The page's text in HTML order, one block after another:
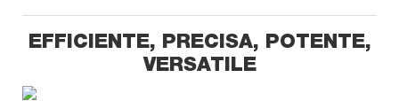
EFFICIENTE, PRECISA, POTENTE,
VERSATILE